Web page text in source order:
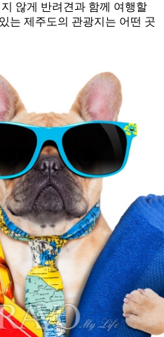
않게 반려견과 함께 여행할
는 제주도의 관광지는 어떤 곳